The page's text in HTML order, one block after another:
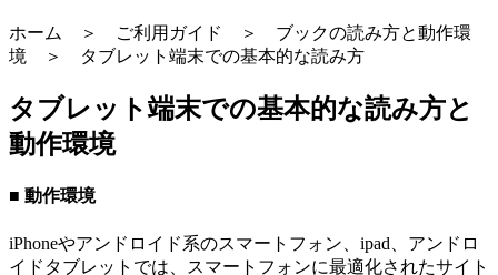
ホーム ＞ ご利用ガイド ＞ ブックの読み方と動作環
境 ＞ タブレット端末での基本的な読み方
タブレット端末での基本的な読み方と
動作環境
■ 動作環境
iPhoneやアンドロイド系のスマートフォン、ipad、アンドロ
イドタブレット では、スマートフォンに最適化されたサイト